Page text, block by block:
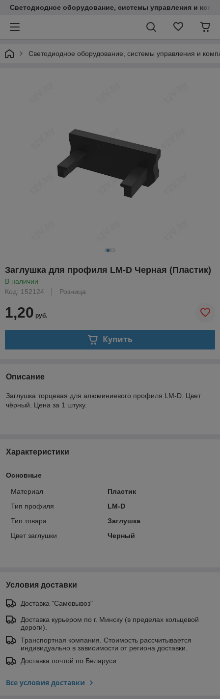
Светодиодное оборудование, системы управления и
Светодиодное оборудование, системы управления и
Заглушка для профиля LM-D Черная (Пластик)
В наличии
Код: 152124
Розница
1,20 руб.
Купить
Описание
Заглушка торцевая для алюминиевого профиля LM-D. Цвет
чёрный.
Цена за 1 штуку.
Характеристики
Основные
Материал
Пластик
Тип профиля
LM-D
Тип товара
Заглушка
Цвет заглушки
Черный
Условия доставки
Доставка "Самовывоз"
Доставка курьером по г. Минску (в пределах кольцевой
дороги).
Транспортная компания. Стоимость рассчитывается
индивидуально в зависимости от региона доставки.
Доставка почтой по Беларуси
Все условия доставки